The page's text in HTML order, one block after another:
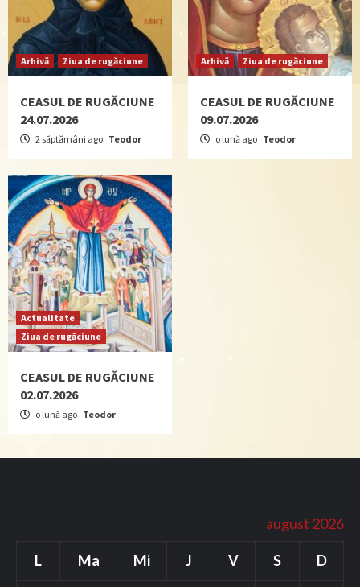
Arhivă Ziua de rugăciune
CEASUL DE RUGĂCIUNE
24.07.2026
2 săptămâni ago Teodor
Arhivă Ziua de rugăciune
CEASUL DE RUGĂCIUNE
09.07.2026
o lună ago Teodor
Actualitate
Ziua de rugăciune
CEASUL DE RUGĂCIUNE
02.07.2026
o lună ago Teodor
august 2026
L Ma Mi J V S D